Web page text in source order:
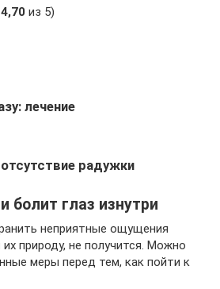
4,70 из 5)
лечение
радужки
болит глаз изнутри
неприятные ощущения
их природу, не получится. Можно
меры перед тем, как пойти к